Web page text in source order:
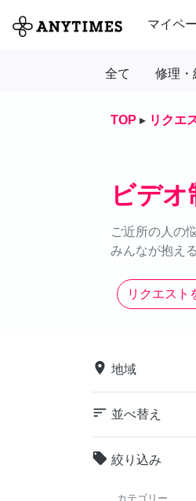
マイペ
全て 修理・
TOP ▸ リクエ
ビデ
ご近所の人の
みんなが抱え
リクエスト
place 地域
sort 並べ替え
local_offer 絞り込み
カテゴリー